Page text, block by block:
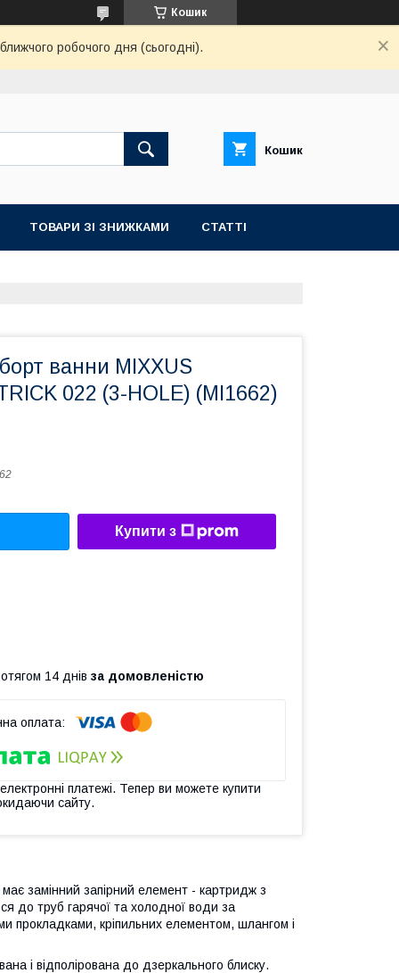
Кошик
робочого дня (сьогодні).
Кошик
ТОВАРИ ЗІ ЗНИЖКАМИ СТАТТІ
ванни MIXXUS
022 (3-HOLE) (MI1662)
Купити з
14 днів за домовленістю
платежі. Тепер ви можете купити
сайту.
замінний запірний елемент - картридж з
до труб гарячої та холодної води за
прокладками, кріпильних елементом, шлангом і
і відполірована до дзеркального блиску.